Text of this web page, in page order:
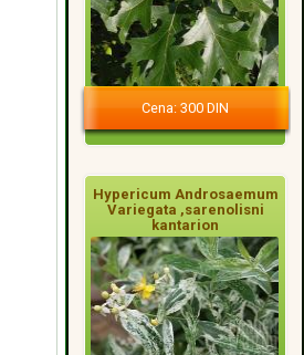
Cena: 300 DIN
Hypericum Androsaemum
Variegata ,sarenolisni
kantarion